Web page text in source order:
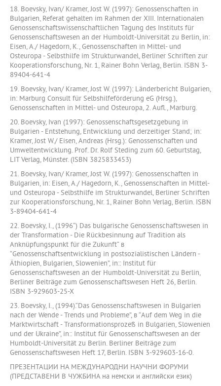
18. Boevsky, Ivan/ Kramer, Jost W. (1997): Genossenschaften in
Bulgarien, Referat gehalten im Rahmen der XIII. Internationalen
Genossenschaftswissenschaftlichen Tagung des Instituts für
Genossenschaftswesen an der Humboldt-Universität zu Berlin, in:
Eisen, A./ Hagedorn, K., Genossenschaften in Mittel- und
Osteuropa - Selbsthilfe im Strukturwandel, Berliner Schriften zur
Kooperationsforschung, Nr. 1, Rainer Bohn Verlag, Berlin. ISBN 3-
89404-641-4
19. Boevsky, Ivan/ Kramer, Jost W. (1997): Länderbericht Bulgarien,
in: Marburg Consult für Selbshilfeförderung eG (Hrsg.),
Genossenschaften in Mittel- und Osteuropa, 2. Aufl., Marburg.
20. Boevsky, Ivan (1997): Genossenschaftsgesetzgebung in
Bulgarien - Entstehung, Entwicklung und derzeitiger Stand; in:
Kramer, Jost W./ Eisen, Andreas (Hrsg.): Genossenschaften und
Umweltentwicklung. Prof. Dr. Rolf Steding zum 60. Geburtstag,
LIT Verlag, Münster. (ISBN 3825833453)
21. Boevsky, Ivan/ Kramer, Jost W. (1997): Genossenschaften in
Bulgarien, in: Eisen, A./ Hagedorn, K., Genossenschaften in Mittel-
und Osteuropa - Selbsthilfe im Strukturwandel, Berliner Schriften
zur Kooperationsforschung, Nr. 1, Rainer Bohn Verlag, Berlin. ISBN
3-89404-641-4
22. Boevsky, I., (1996“) Das bulgarische Genossenschaftswesen in
der Transformation - Die Rückbesinnung auf Tradition als
Anknüpfungspunkt für die Zukunft“ в
“Genossenschaftsentwicklung in postsozialistischen Ländern -
Äthiopien, Bulgarien, Slowenien”, in:: Institut für
Genossenschaftswesen an der Humboldt-Universität zu Berlin,
Berliner Beiträge zum Genossenschaftswesen Heft 26, Berlin.
ISBN 3-929603-25-X
23. Boevsky, I., (1994).“Das Genossenschaftswesen in Bulgarien
nach der Wende - Trends und Probleme”, в “Auf dem Weg in die
Marktwirtschaft - Transformationsprozeß in Bulgarien, Slowenien
und der Ukraine”, in:: Institut für Genossenschaftswesen an der
Humboldt-Universität zu Berlin. Berliner Beiträge zum
Genossenschaftswesen Heft 17, Berlin. ISBN 3-929603-16-0.
ПРЕЗЕНТАЦИИ НА МЕЖДУНАРОДНИ НАУЧНИ ФОРУМИ
(ПРЕДСТАВЕНИ В ЧУЖБИНА на немски и английски език)